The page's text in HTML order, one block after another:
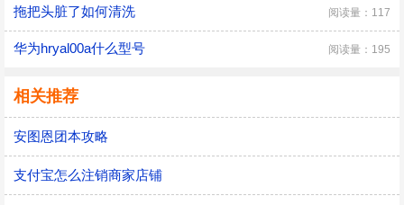
拖把头脏了如何清洗 阅读量：117
华为hryal00a什么型号 阅读量：195
相关推荐
安图恩团本攻略
支付宝怎么注销商家店铺